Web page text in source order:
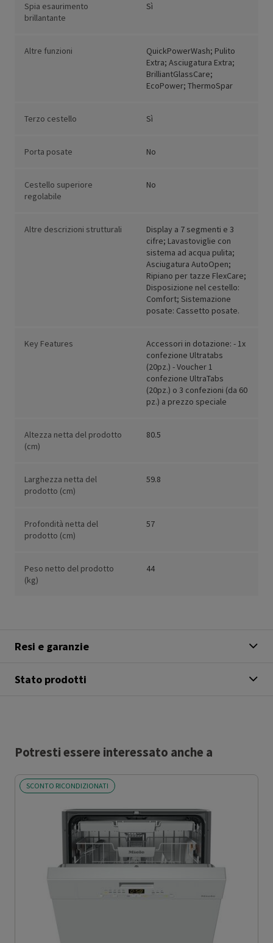
Spia esaurimento
brillantante
Sì
Altre funzioni
QuickPowerWash; Pulito
Extra; Asciugatura Extra;
BrilliantGlassCare;
EcoPower; ThermoSpar
Terzo cestello Sì
Porta posate No
Cestello superiore
regolabile
No
Altre descrizioni strutturali
Display a 7 segmenti e 3
cifre; Lavastoviglie con
sistema ad acqua pulita;
Asciugatura AutoOpen;
Ripiano per tazze FlexCare;
Disposizione nel cestello:
Comfort; Sistemazione
posate: Cassetto posate.
Key Features
Accessori in dotazione: - 1x
confezione Ultratabs
(20pz.) - Voucher 1
confezione UltraTabs
(20pz.) o 3 confezioni (da 60
pz.) a prezzo speciale
Altezza netta del prodotto
(cm)
80.5
Larghezza netta del
prodotto (cm)
59.8
Profondità netta del
prodotto (cm)
57
Peso netto del prodotto
(kg)
44
Resi e garanzie
Stato prodotti
Potresti essere interessato anche a
SCONTO RICONDIZIONATI